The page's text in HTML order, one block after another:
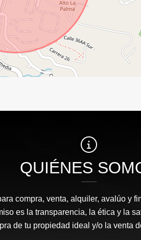
QUIÉNES
compra, venta, alquiler, avalúo y
es la transparencia, la ética y la
de tu propiedad ideal y/o la venta